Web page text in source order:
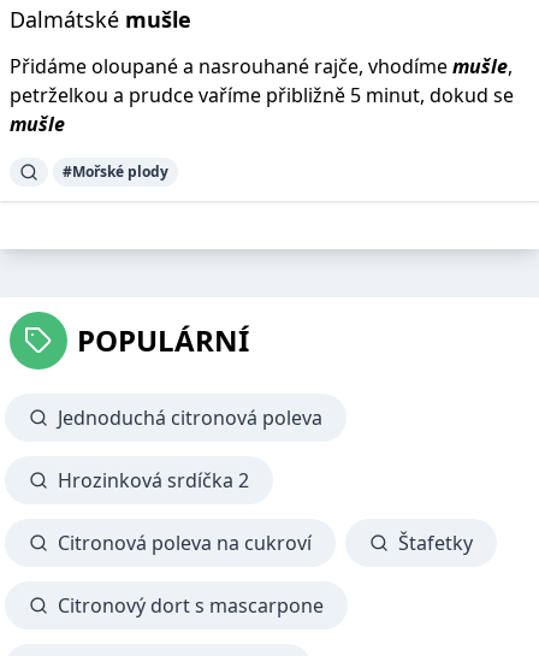
Dalmátské mušle
Přidáme oloupané a nasrouhané rajče, vhodímemušle,
petrželkou a prudce vaříme přibližně 5 minut, dokud se
mušle
#Mořské plody
POPULÁRNÍ
Jednoduchá citronová poleva
Hrozinková srdíčka 2
Citronová poleva na cukroví Štafetky
Citronový dort s mascarpone